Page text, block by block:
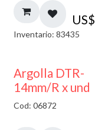
US$
Inventario: 83435
Argolla DTR-
14mm/R x und
Cod: 06872